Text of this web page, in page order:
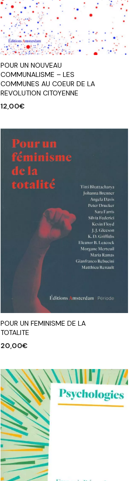
POUR UN NOUVEAU
COMMUNALISME – LES
COMMUNES AU COEUR DE LA
REVOLUTION CITOYENNE
12,00€
POUR UN FEMINISME DE LA
TOTALITE
20,00€